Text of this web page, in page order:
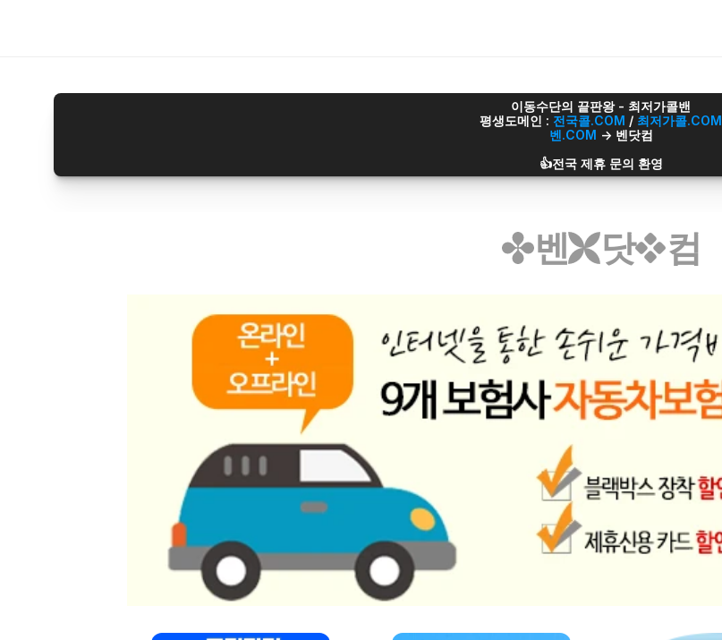
이동수단의 끝판왕 - 최저가콜밴
평생도메인 : 전국콜.COM / 최저가콜.COM
벤.COM -> 벤닷컴
👍전국 제휴 문의 환영
벤 닷 컴